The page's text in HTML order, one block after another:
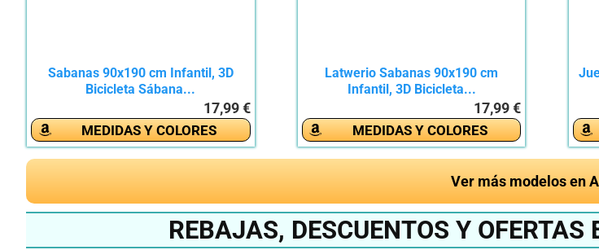
Sabanas 90x190 cm Infantil, 3D
Bicicleta Sábana...
17,99 €
MEDIDAS Y COLORES
Latwerio Sabanas 90x190 cm
Infantil, 3D Bicicleta...
17,99 €
MEDIDAS Y COLORES
Ver más modelos en
REBAJAS, DESCUENTOS Y